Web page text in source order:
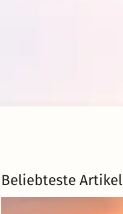
Beliebteste Artikel